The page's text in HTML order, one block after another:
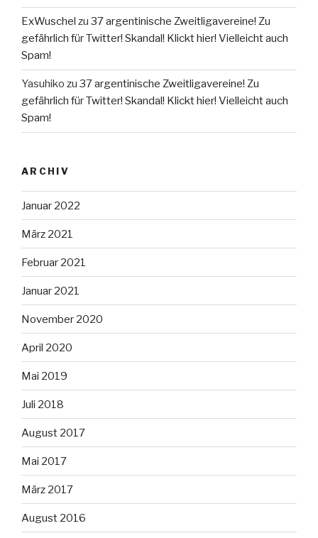
ExWuschel zu 37 argentinische Zweitligavereine! Zu
gefährlich für Twitter! Skandal! Klickt hier! Vielleicht auch
Spam!
Yasuhiko zu 37 argentinische Zweitligavereine! Zu
gefährlich für Twitter! Skandal! Klickt hier! Vielleicht auch
Spam!
ARCHIV
Januar 2022
März 2021
Februar 2021
Januar 2021
November 2020
April 2020
Mai 2019
Juli 2018
August 2017
Mai 2017
März 2017
August 2016